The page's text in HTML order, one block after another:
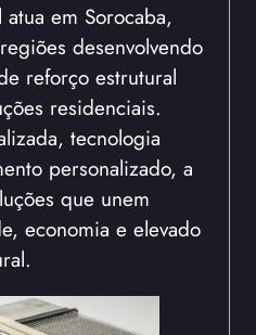
em Sorocaba,
desenvolvendo
reforço estrutural
residenciais.
tecnologia
personalizado, a
que unem
economia e elevado